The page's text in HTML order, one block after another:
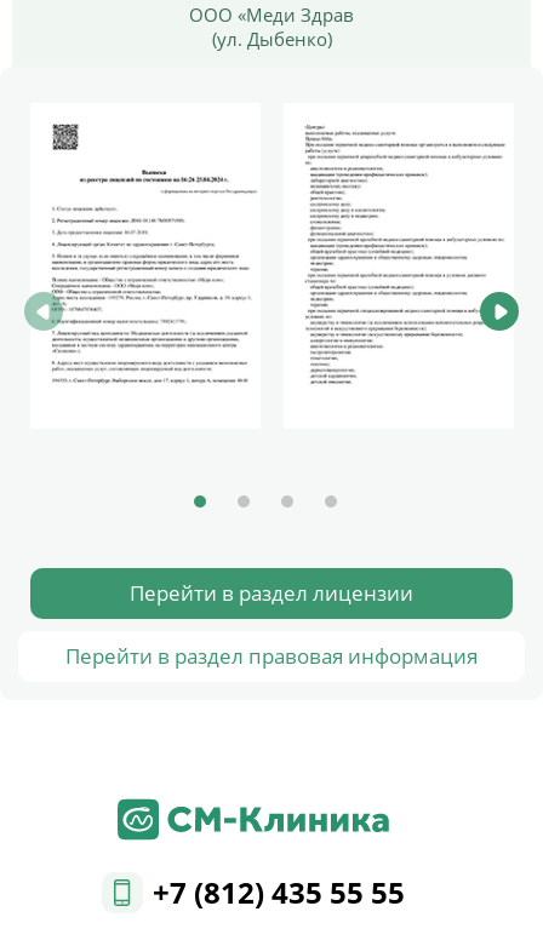
ООО «Меди Здрав
(ул. Дыбенко)
Перейти в раздел лицензии
Перейти в раздел правовая информация
+7 (812) 435 55 55